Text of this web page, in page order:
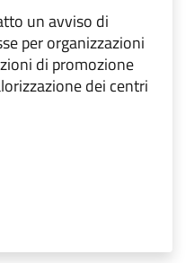
un avviso di
per organizzazioni
di promozione
dei centri